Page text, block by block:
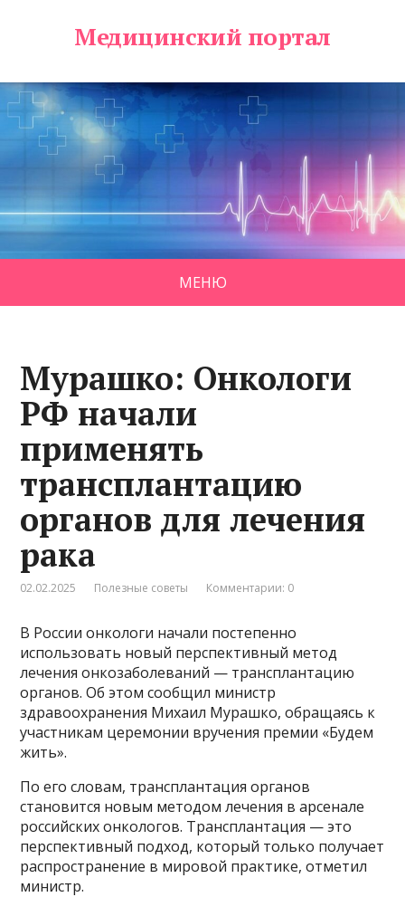
Медицинский портал
МЕНЮ
Мурашко: Онкологи
РФ начали
применять
трансплантацию
органов для лечения
рака
02.02.2025 Полезные советы Комментарии: 0
В России онкологи начали постепенно
использовать новый перспективный метод
лечения онкозаболеваний — трансплантацию
органов. Об этом сообщил министр
здравоохранения Михаил Мурашко, обращаясь к
участникам церемонии вручения премии «Будем
жить».
По его словам, трансплантация органов
становится новым методом лечения в арсенале
российских онкологов. Трансплантация — это
перспективный подход, который только получает
распространение в мировой практике, отметил
министр.